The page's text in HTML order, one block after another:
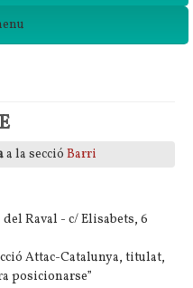
a la secció Barri
Raval - c/ Elisabets, 6
Attac-Catalunya, titulat,
posicionarse”